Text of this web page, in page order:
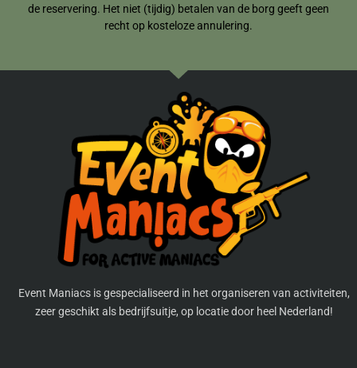
de reservering. Het niet (tijdig) betalen van de borg geeft geen
recht op kosteloze annulering.
Event Maniacs is gespecialiseerd in het organiseren van activiteiten,
zeer geschikt als bedrijfsuitje, op locatie door heel Nederland!